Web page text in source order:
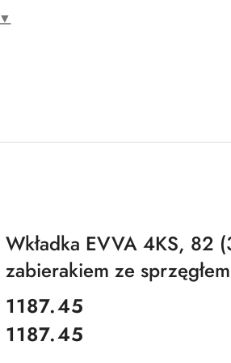
▼
Wkładka EVVA 4KS, 82
zabierakiem ze
cena:
1187.45
Cena:
1187.45